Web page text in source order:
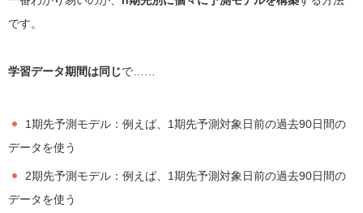
です。
学習データ期間は同じで……
1期先予測モデル：例えば、1期先予測対象日前の過去90日間の
データを使う
2期先予測モデル：例えば、1期先予測対象日前の過去90日間の
データを使う